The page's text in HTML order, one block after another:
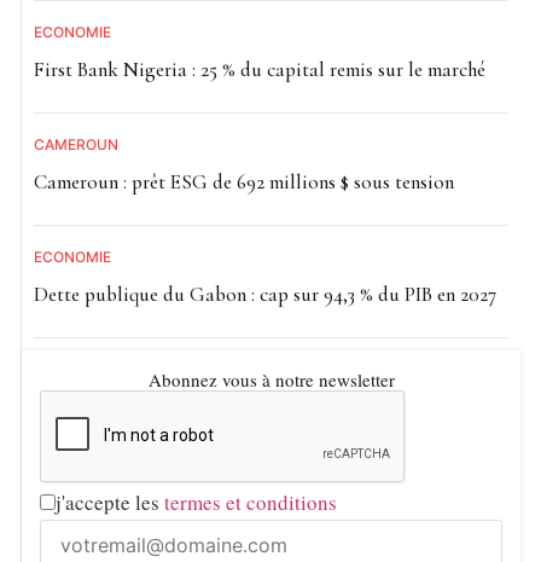
ECONOMIE
First Bank Nigeria : 25 % du capital remis sur le marché
CAMEROUN
Cameroun : prêt ESG de 692 millions $ sous tension
ECONOMIE
Dette publique du Gabon : cap sur 94,3 % du PIB en 2027
Abonnez vous à notre newsletter
j'accepte les termes et conditions